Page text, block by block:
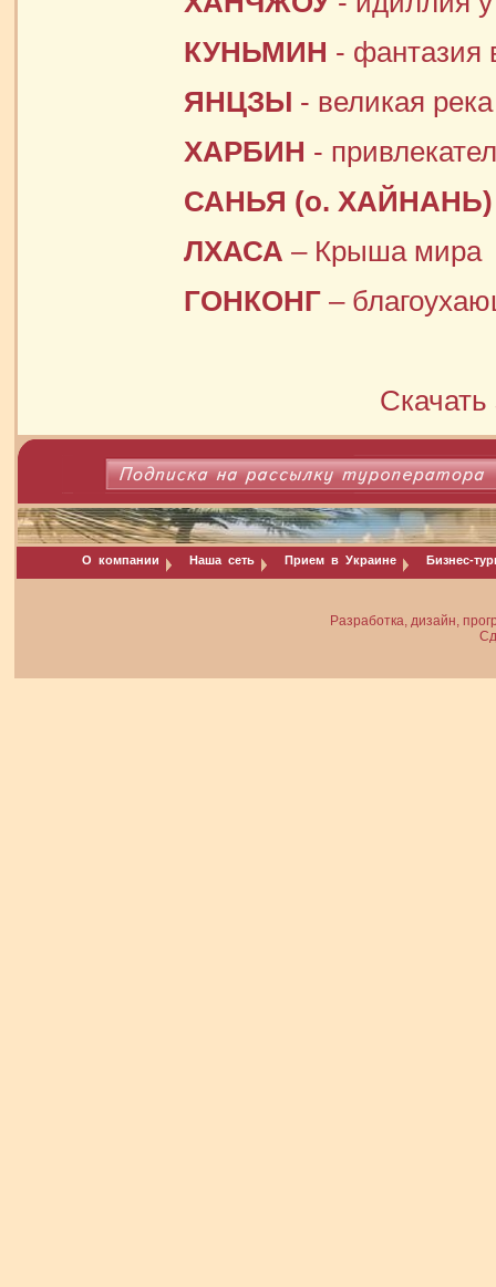
КУНЬМИН - фантазия
ЯНЦЗЫ - великая
ХАРБИН -
САНЬЯ (о. ХАЙНАНЬ)
ЛХАСА – Крыша мира
ГОНКОНГ –
О компании Наша сеть Прием в Украине Бизнес-
Разработка, дизайн,